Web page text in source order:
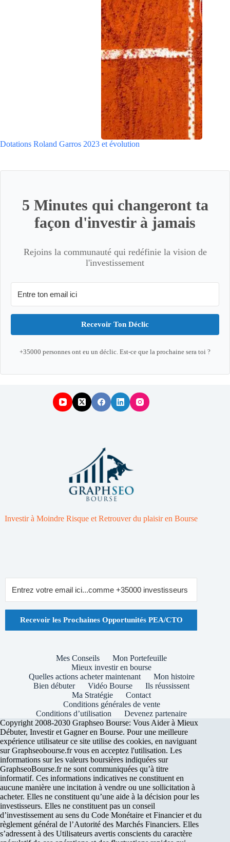
Dotations Roland Garros 2023 et évolution
5 Minutes qui changeront ta
façon d'investir à jamais
Rejoins la communauté qui redéfinie la vision de
l'investissement
Recevoir Ton Déclic
+35000 personnes ont eu un déclic. Est-ce que la prochaine sera toi ?
Investir à Moindre Risque et Retrouver du plaisir en Bourse
Recevoir les Prochaines Opportunités PEA/CTO
Mes Conseils
Mon Portefeuille
Mieux investir en bourse
Quelles actions acheter maintenant
Mon histoire
Bien débuter
Vidéo Bourse
Ils réussissent
Ma Stratégie
Contact
Conditions générales de vente
Conditions d’utilisation
Devenez partenaire
Copyright 2008-2030 Graphseo Bourse: Vous Aider à Mieux
Débuter, Investir et Gagner en Bourse. Pour une meilleure
expérience utilisateur ce site utilise des cookies, en naviguant
sur Graphseobourse.fr vous en acceptez l'utilisation. Les
informations sur les valeurs boursières indiquées sur
GraphseoBourse.fr ne sont communiquées qu’à titre
informatif. Ces informations indicatives ne constituent en
aucune manière une incitation à vendre ou une sollicitation à
acheter. Elles ne constituent qu’une aide à la décision pour les
investisseurs. Elles ne constituent pas un conseil
d’investissement au sens du Code Monétaire et Financier et du
règlement général de l’Autorité des Marchés Financiers. Elles
s’adressent à des Utilisateurs avertis conscients du caractère